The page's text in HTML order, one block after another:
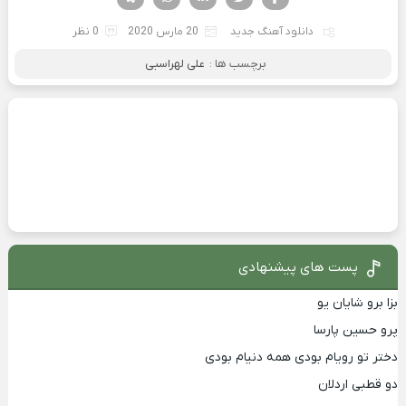
دانلود آهنگ جدید 20 مارس 2020 0 نظر
برچسب ها : علی لهراسبی
پست های پیشنهادی
بزا برو شایان یو
پرو حسین پارسا
دختر تو رویام بودی همه دنیام بودی
دو قطبی اردلان